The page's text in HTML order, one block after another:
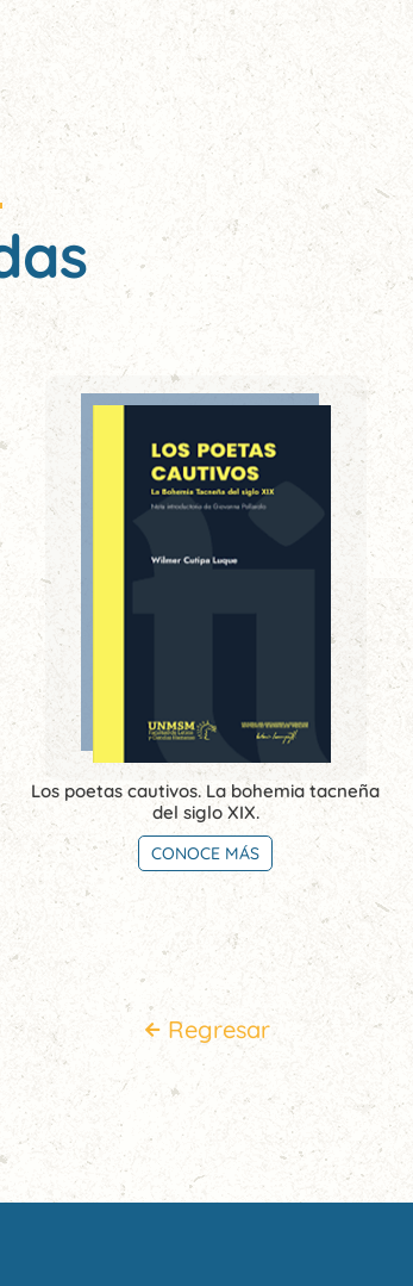
Los poetas cautivos. La bohemia tacneña
del siglo XIX.
CONOCE MÁS
Regresar